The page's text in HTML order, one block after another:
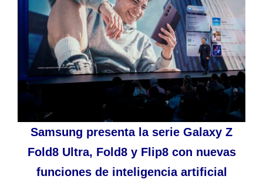
Samsung presenta la serie Galaxy Z
Fold8 Ultra, Fold8 y Flip8 con nuevas
funciones de inteligencia artificial